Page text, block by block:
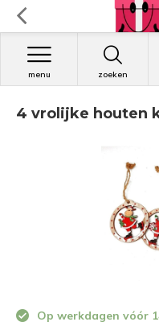
zoeken
menu
4 vrolijke houten
Op werkdagen vóór